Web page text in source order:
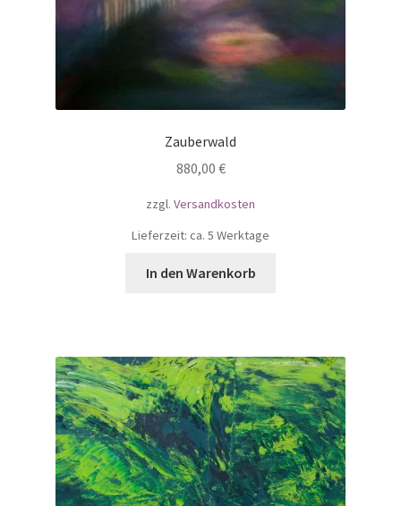
Zauberwald
880,00 €
zzgl. Versandkosten
Lieferzeit: ca. 5 Werktage
In den Warenkorb